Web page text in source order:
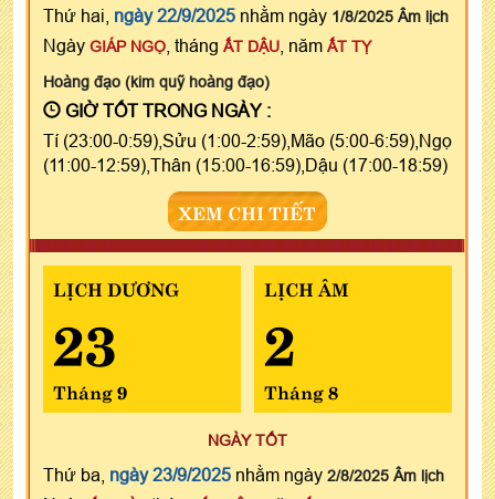
Thứ hai, ngày 22/9/2025 nhằm ngày 1/8/2025 Âm lịch
Ngày GIÁP NGỌ , tháng ẤT DẬU , năm ẤT TỴ
Hoàng đạo (kim quỹ hoàng đạo)
GIỜ TỐT TRONG NGÀY :
Tí (23:00-0:59),Sửu (1:00-2:59),Mão (5:00-6:59),Ngọ
(11:00-12:59),Thân (15:00-16:59),Dậu (17:00-18:59)
XEM CHI TIẾT
LỊCH DƯƠNG
23
Tháng 9
LỊCH ÂM
2
Tháng 8
NGÀY TỐT
Thứ ba, ngày 23/9/2025 nhằm ngày 2/8/2025 Âm lịch